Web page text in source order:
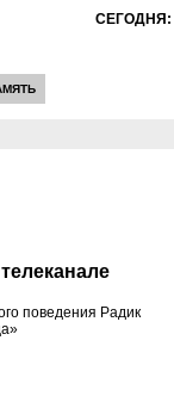
СЕГОДНЯ:
поведения Радик